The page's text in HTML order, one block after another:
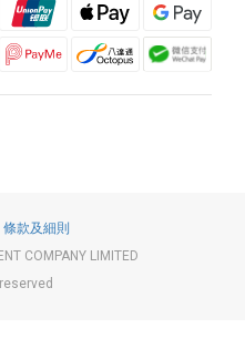
條款及細則
COMPANY LIMITED